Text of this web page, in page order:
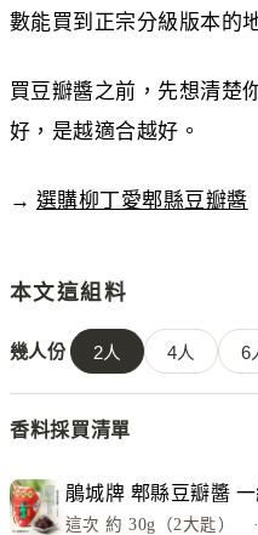
數能買到正宗分級版本的
買豆瓣醬之前，先想清楚
好，是越適合越好。
→ 選購柳丁愛郫縣豆瓣醬
本文這組料
幾人份 2人 4人 6
香料採買清單
鵑城牌 郫縣豆瓣醬 一
這次約 30g（2大匙）